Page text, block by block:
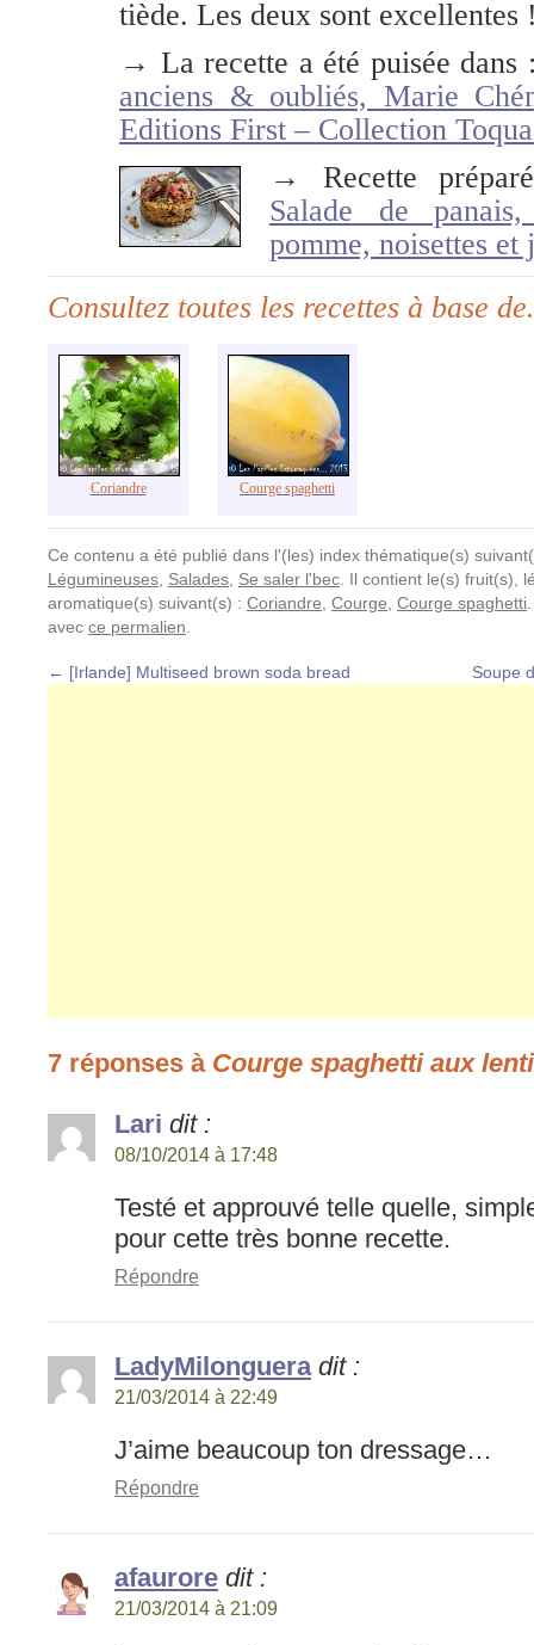
tiède. Les deux sont excellentes
→ La recette a été puisée
anciens & oubliés, Marie
Editions First – Collection
→ Recette
Salade de
pomme, noisettes
Consultez toutes les recettes à base
Coriandre Courge spaghetti
Ce contenu a été publié dans l'(les) index thématique(s)
Légumineuses Salades Se saler l'bec . Il contient le(s) fruit(s),
aromatique(s) suivant(s) : Coriandre Courge Courge spaghetti
avec ce permalien
← [Irlande] Multiseed brown soda bread Soupe
7 réponses à Courge spaghetti aux
Lari dit :
08/10/2014 à 17:48
Testé et approuvé telle quelle,
pour cette très bonne recette.
Répondre
LadyMilonguera dit :
21/03/2014 à 22:49
J’aime beaucoup ton dressage…
Répondre
afaurore dit :
21/03/2014 à 21:09